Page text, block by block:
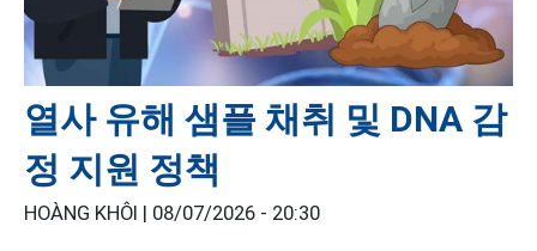
열사 유해 샘플 채취 및 DNA 감
정 지원 정책
HOÀNG KHÔI | 08/07/2026 - 20:30